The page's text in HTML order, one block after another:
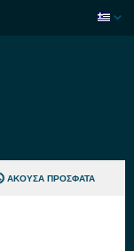
ΆΚΟΥΣΑ ΠΡΌΣΦΑΤΑ